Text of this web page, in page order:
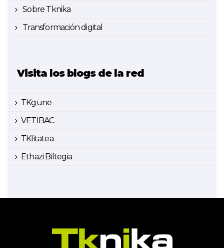
Sobre Tknika
Transformación digital
Visita los blogs de la red
TKgune
VETIBAC
TKlitatea
Ethazi Biltegia